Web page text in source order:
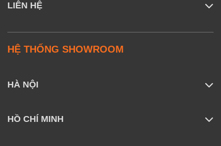
LIÊN HỆ
HỆ THỐNG SHOWROOM
HÀ NỘI
HỒ CHÍ MINH